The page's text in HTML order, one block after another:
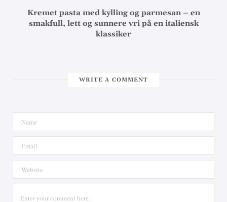
Kremet pasta med kylling og parmesan – en
smakfull, lett og sunnere vri på en italiensk
klassiker
WRITE A COMMENT